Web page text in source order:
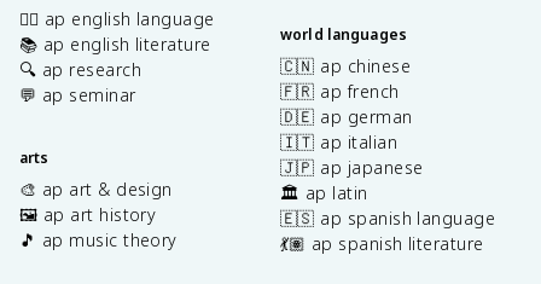
✍🏽 ap english language
📚 ap english literature
🔍 ap research
💬 ap seminar
arts
🎨 ap art & design
🖼️ ap art history
🎵 ap music theory
world languages
🇨🇳 ap chinese
🇫🇷 ap french
🇩🇪 ap german
🇮🇹 ap italian
🇯🇵 ap japanese
🏛️ ap latin
🇪🇸 ap spanish language
💃🏽 ap spanish literature